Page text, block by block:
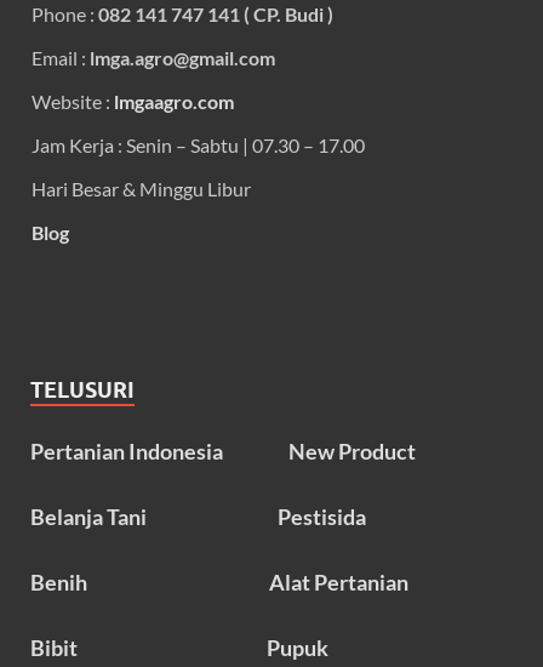
Phone : 082 141 747 141 ( CP. Budi )
Email : lmga.agro@gmail.com
Website : lmgaagro.com
Jam Kerja : Senin – Sabtu | 07.30 – 17.00
Hari Besar & Minggu Libur
Blog
TELUSURI
Pertanian Indonesia New Product
Belanja Tani Pestisida
Benih Alat Pertanian
Bibit Pupuk